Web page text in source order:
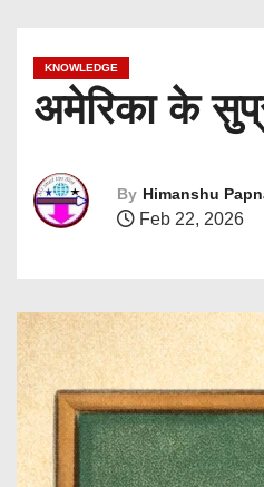
KNOWLEDGE
अमेरिका के
By Himanshu
Feb 22, 2026